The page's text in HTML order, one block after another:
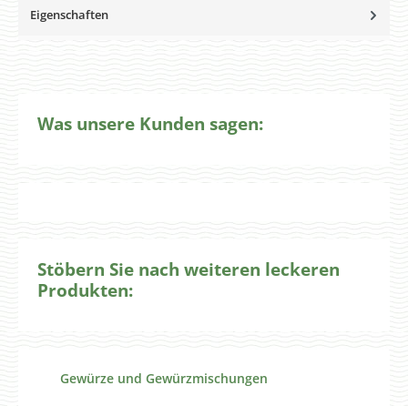
Eigenschaften
Was unsere Kunden sagen:
Stöbern Sie nach weiteren leckeren
Produkten:
Produktgalerie überspringen
Gewürze und Gewürzmischungen